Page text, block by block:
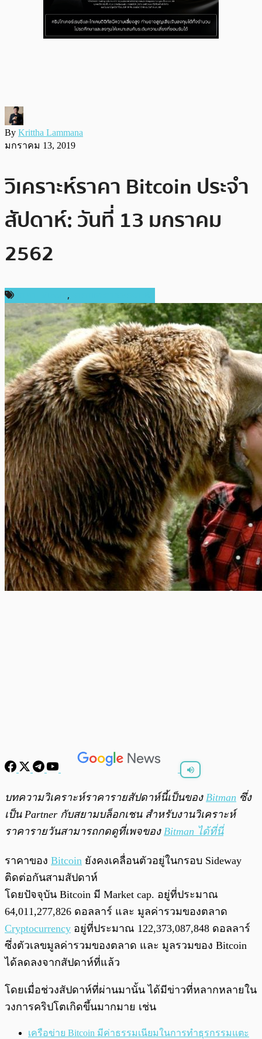
By Krittha Lammana
มกราคม 13, 2019
วิเคราะห์ราคา Bitcoin ประจำ
สัปดาห์: วันที่ 13 มกราคม
2562
,
พร้อมเล่น
บทความวิเคราะห์ราคารายสัปดาห์นี้เป็นของ Bitman ซึ่ง
เป็น Partner กับสยามบล็อกเชน สำหรับงานวิเคราะห์
ราคารายวันสามารถกดดูที่เพจของ Bitman ได้ที่นี่
ราคาของ Bitcoin ยังคงเคลื่อนตัวอยู่ในกรอบ Sideway
ติดต่อกันสามสัปดาห์
โดยปัจจุบัน Bitcoin มี Market cap. อยู่ที่ประมาณ
64,011,277,826 ดอลลาร์ และ มูลค่ารวมของตลาด
Cryptocurrency อยู่ที่ประมาณ 122,373,087,848 ดอลลาร์
ซึ่งตัวเลขมูลค่ารวมของตลาด และ มูลรวมของ Bitcoin
ได้ลดลงจากสัปดาห์ที่แล้ว
โดยเมื่อช่วงสัปดาห์ที่ผ่านมานั้น ได้มีข่าวที่หลากหลายใน
วงการคริปโตเกิดขึ้นมากมาย เช่น
เครือข่าย Bitcoin มีค่าธรรมเนียมในการทำธุรกรรมแตะ